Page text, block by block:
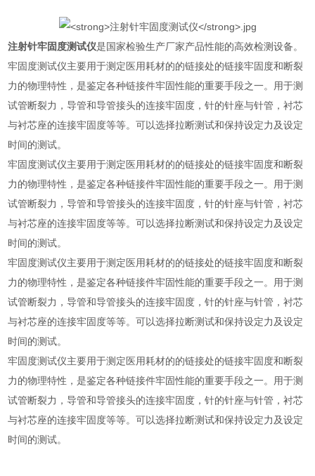
注射针牢固度测试仪是国家检验生产厂家产品性能的高效检测设备。
牢固度测试仪主要用于测定医用耗材的的链接处的链接牢固度和断裂
力的物理特性，是鉴定各种链接件牢固性能的重要手段之一。用于测
试管断裂力，导管和导管接头的连接牢固度，针的针座与针管，衬芯
与衬芯座的连接牢固度等等。可以选择拉断测试和保持设定力及设定
时间的测试。
牢固度测试仪主要用于测定医用耗材的的链接处的链接牢固度和断裂
力的物理特性，是鉴定各种链接件牢固性能的重要手段之一。用于测
试管断裂力，导管和导管接头的连接牢固度，针的针座与针管，衬芯
与衬芯座的连接牢固度等等。可以选择拉断测试和保持设定力及设定
时间的测试。
牢固度测试仪主要用于测定医用耗材的的链接处的链接牢固度和断裂
力的物理特性，是鉴定各种链接件牢固性能的重要手段之一。用于测
试管断裂力，导管和导管接头的连接牢固度，针的针座与针管，衬芯
与衬芯座的连接牢固度等等。可以选择拉断测试和保持设定力及设定
时间的测试。
牢固度测试仪主要用于测定医用耗材的的链接处的链接牢固度和断裂
力的物理特性，是鉴定各种链接件牢固性能的重要手段之一。用于测
试管断裂力，导管和导管接头的连接牢固度，针的针座与针管，衬芯
与衬芯座的连接牢固度等等。可以选择拉断测试和保持设定力及设定
时间的测试。